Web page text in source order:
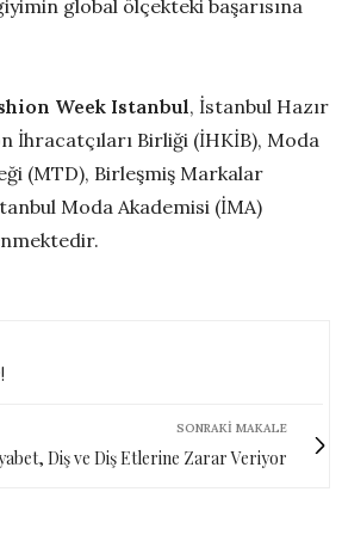
global ölçekteki başarısına
Week Istanbul, İstanbul Hazır
İhracatçıları Birliği (İHKİB), Moda
(MTD), Birleşmiş Markalar
Moda Akademisi (İMA)
SONRAKI MAKALE
Diş ve Diş Etlerine Zarar Veriyor